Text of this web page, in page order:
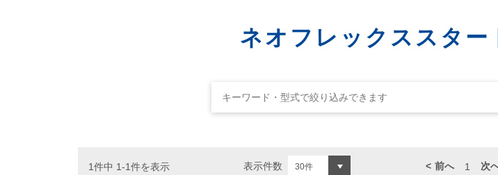
ネオフレックススター
1件中 1-1件を表示 表示件数 前へ 1 次